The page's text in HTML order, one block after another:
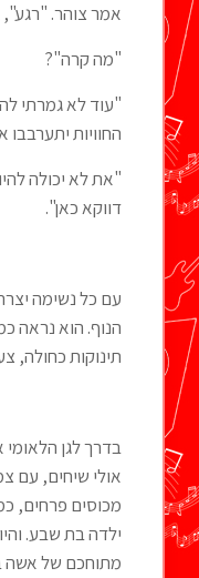
אמר צוהר. "רגע",
"מה קרה"?
"עוד לא גמרתי
החוויות יתערבבו
"את לא יכולה
דווקא כאן".
עם כל נשימה
הנוף. הוא נראה
תינוקות כחולה,
בדרך לגן הלאומי
אולי שיחים, עם
מכוסים פרחים,
ילדה בת שבע.
מתוחכם של אשה